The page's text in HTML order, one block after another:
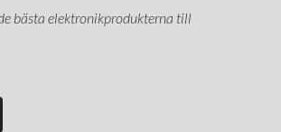
bästa elektronikprodukterna till